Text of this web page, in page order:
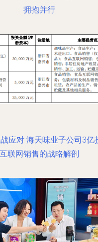
拥抱并行
应对 海天味业子公司3亿
互联网销售的战略解剖